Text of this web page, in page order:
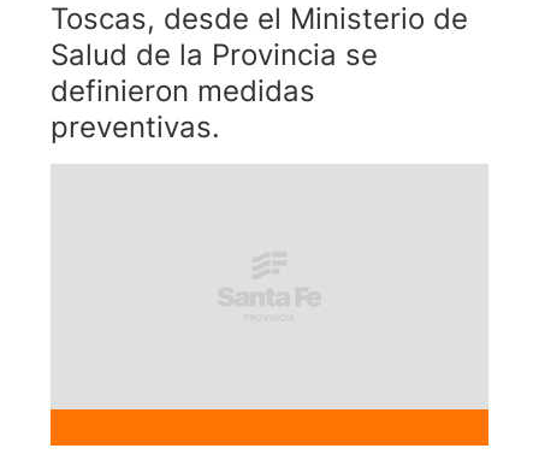
Toscas, desde el Ministerio de
Salud de la Provincia se
definieron medidas
preventivas.